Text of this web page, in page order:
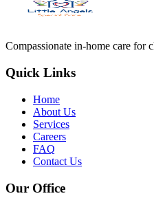
Compassionate in-home care for
Quick Links
Home
About Us
Services
Careers
FAQ
Contact Us
Our Office